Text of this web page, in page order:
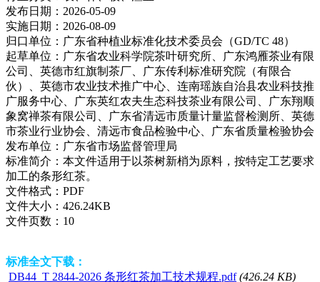
发布日期： 2026-05-09
实施日期： 2026-08-09
归口单位： 广东省种植业标准化技术委员会（GD/TC 48）
起草单位： 广东省农业科学院茶叶研究所、广东鸿雁茶业有限
公司、英德市红旗制茶厂、广东传利标准研究院（有限合
伙）、英德市农业技术推广中心、连南瑶族自治县农业科技推
广服务中心、广东英红农夫生态科技茶业有限公司、广东翔顺
象窝禅茶有限公司、广东省清远市质量计量监督检测所、英德
市茶业行业协会、清远市食品检验中心、广东省质量检验协会
发布单位： 广东省市场监督管理局
标准简介： 本文件适用于以茶树新梢为原料，按特定工艺要求
加工的条形红茶。
文件格式： PDF
文件大小： 426.24KB
文件页数： 10
标准全文下载：
DB44_T 2844-2026 条形红茶加工技术规程.pdf (426.24 KB)